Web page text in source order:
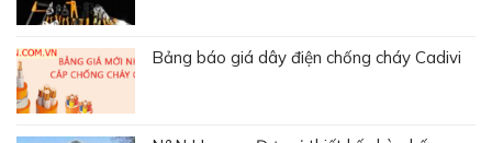
Bảng báo giá dây điện chống cháy Cadivi